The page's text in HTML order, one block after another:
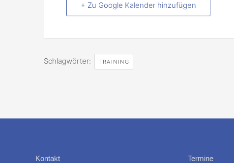
+ Zu Google Kalender hinzufügen
Schlagwörter: TRAINING
Kontakt
Termine